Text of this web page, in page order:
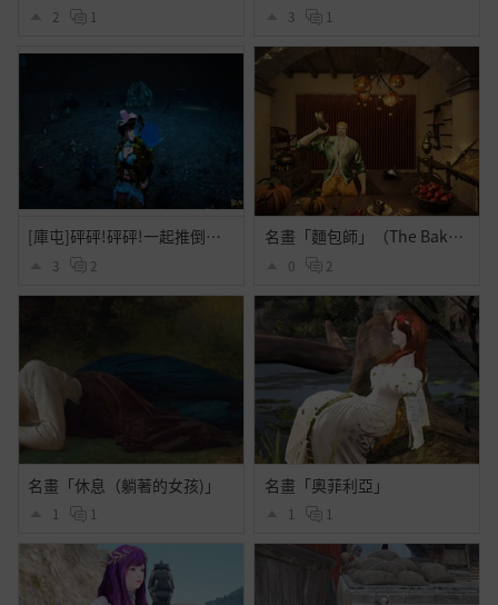
2 1 3 1
[庫屯]砰砰!砰砰!一起推倒古代的庫屯!可愛的蟲蟲!
3 2
名畫「麵包師」（The Baker）
0 2
名畫「休息（躺著的女孩)」
1 1
名畫「奧菲利亞」
1 1